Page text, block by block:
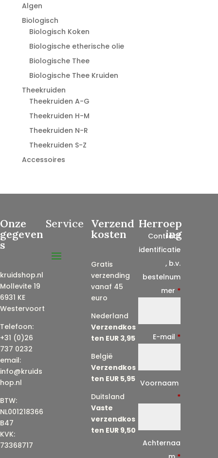
Algen
Biologisch
Biologisch Koken
Biologische etherische olie
Biologische Thee
Biologische Thee Kruiden
Theekruiden
Theekruiden A-G
Theekruiden H-M
Theekruiden N-R
Theekruiden S-Z
Accessoires
Onze
gegeven
s
kruidshop.nl
Mollevite 19
6931 KE
Westervoort
Telefoon:
+31 (0)26
737 0232
email:
info@kruids
hop.nl
BTW:
NL001218366
B47
KVK:
73368717
Service Verzend
kosten
Gratis
verzending
vanaf 45
euro
Nederland
Verzendkos
ten EUR 3,95
België
Verzendkos
ten EUR 5,95
Duitsland
Vaste
verzendkos
ten EUR 9,50
Herroep
ing
Contract
identificatie
, b.v.
bestelnum
mer *
E-mail *
Voornaam
*
Achternaa